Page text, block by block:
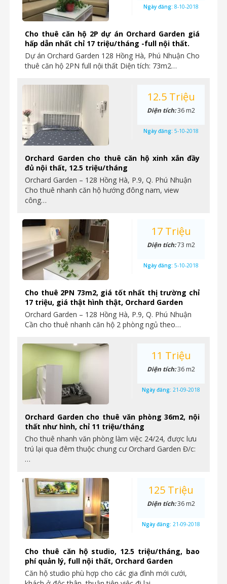
Cho thuê căn hộ 2P dự án Orchard Garden giá
hấp dẫn nhất chỉ 17 triệu/tháng -full nội thất.
Dự án Orchard Garden 128 Hồng Hà, Phú Nhuận Cho
thuê căn hộ 2PN full nội thất Diện tích: 73m2…
Ngày đăng: 8-10-2018
Orchard Garden cho thuê căn hộ xinh xắn đầy
đủ nội thất, 12.5 triệu/tháng
Orchard Garden – 128 Hồng Hà, P.9, Q. Phú Nhuận
Cho thuê nhanh căn hộ hướng đông nam, view
công…
12.5 Triệu
Diện tích:36 m2
Ngày đăng: 5-10-2018
Cho thuê 2PN 73m2, giá tốt nhất thị trường chỉ
17 triệu, giá thật hình thật, Orchard Garden
Orchard Garden – 128 Hồng Hà, P.9, Q. Phú Nhuận
Cần cho thuê nhanh căn hộ 2 phòng ngủ theo…
17 Triệu
Diện tích:73 m2
Ngày đăng: 5-10-2018
Orchard Garden cho thuê văn phòng 36m2, nội
thất như hình, chỉ 11 triệu/tháng
Cho thuê nhanh văn phòng làm việc 24/24, được lưu
trú lại qua đêm thuộc chung cư Orchard Garden Đ/c:
…
11 Triệu
Diện tích:36 m2
Ngày đăng: 21-09-2018
Cho thuê căn hộ studio, 12.5 triệu/tháng, bao
phí quản lý, full nội thất, Orchard Garden
Căn hộ studio phù hợp cho các gia đình mới cưới,
125 Triệu
Diện tích:36 m2
Ngày đăng: 21-09-2018